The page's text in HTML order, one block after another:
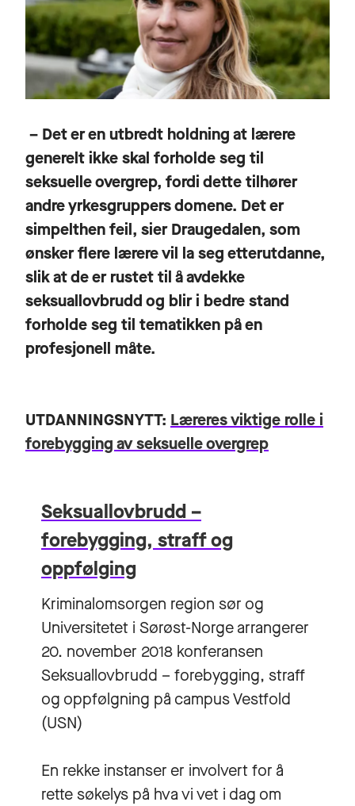
– Det er en utbredt holdning at lærere
generelt ikke skal forholde seg til
seksuelle overgrep, fordi dette tilhører
andre yrkesgruppers domene. Det er
simpelthen feil, sier Draugedalen, som
ønsker flere lærere vil la seg etterutdanne,
slik at de er rustet til å avdekke
seksuallovbrudd og blir i bedre stand
forholde seg til tematikken på en
profesjonell måte.
UTDANNINGSNYTT: Læreres viktige rolle i
forebygging av seksuelle overgrep
Seksuallovbrudd –
forebygging, straff og
oppfølging
Kriminalomsorgen region sør og
Universitetet i Sørøst-Norge arrangerer
20. november 2018 konferansen
Seksuallovbrudd – forebygging, straff
og oppfølgning på campus Vestfold
(USN)
En rekke instanser er involvert for å
rette søkelys på hva vi vet i dag om